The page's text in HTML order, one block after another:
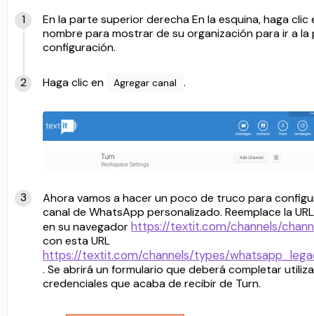
En la parte superior derecha En la esquina, haga clic
nombre para mostrar de su organización para ir a la
configuración.
Haga clic en Agregar canal .
Ahora vamos a hacer un poco de truco para
canal de WhatsApp personalizado. Reemplace la
en su navegadorhttps://textit.com/channels/
con esta URL
https://textit.com/channels/types/
. Se abrirá un formulario que deberá completar
credenciales que acaba de recibir de Turn.